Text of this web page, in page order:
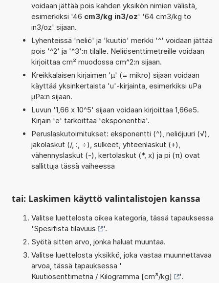
voidaan jättää pois kahden yksikön nimien välistä,
esimerkiksi '46 cm3/kg in3/oz' '64 cm3/kg to
in3/oz' sijaan.
Lyhenteissä 'neliö' ja 'kuutio' merkki '^' voidaan jättää
pois '^2' ja '^3':n tilalle. Neliösenttimetreille voidaan
kirjoittaa cm² muodossa cm^2:n sijaan.
Kreikkalaisen kirjaimen 'µ' (= mikro) sijaan voidaan
käyttää yksinkertaista 'u'-kirjainta, esimerkiksi uPa
µPa:n sijaan.
Luvun '1,66 x 10^5' sijaan voidaan kirjoittaa 1,66e5.
Kirjain 'e' tarkoittaa 'eksponenttia'.
Peruslaskutoimitukset: eksponentti (^), neliöjuuri (√),
jakolaskut (/, :, ÷), sulkeet, yhteenlaskut (+),
vähennyslaskut (-), kertolaskut (*, x) ja pi (π) ovat
sallittuja tässä vaiheessa
tai: Laskimen käyttö valintalistojen kanssa
Valitse luettelosta oikea kategoria, tässä tapauksessa
'Spesifistä tilavuus
'.
Syötä sitten arvo, jonka haluat muuntaa.
Valitse luettelosta yksikkö, joka vastaa muunnettavaa
arvoa, tässä tapauksessa '
Kuutiosenttimetriä / Kilogramma [cm³/kg]
'.